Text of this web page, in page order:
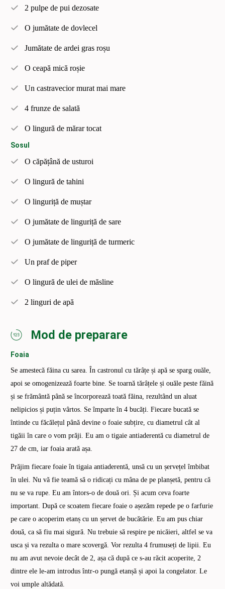
2 pulpe de pui dezosate
O jumătate de dovlecel
Jumătate de ardei gras roșu
O ceapă mică roșie
Un castravecior murat mai mare
4 frunze de salată
O lingură de mărar tocat
Sosul
O căpățână de usturoi
O lingură de tahini
O linguriță de muștar
O jumătate de linguriță de sare
O jumătate de linguriță de turmeric
Un praf de piper
O lingură de ulei de măsline
2 linguri de apă
Mod de preparare
Foaia
Se amestecă făina cu sarea. În castronul cu tărâțe și apă se sparg ouăle,
apoi se omogenizează foarte bine. Se toarnă tărâțele și ouăle peste făină
și se frământă până se încorporează toată făina, rezultând un aluat
nelipicios și puțin vârtos. Se împarte în 4 bucăți. Fiecare bucată se
întinde cu făcălețul până devine o foaie subțire, cu diametrul cât al
tigăii în care o vom prăji. Eu am o tigaie antiaderentă cu diametrul de
27 de cm, iar foaia arată așa.
Prăjim fiecare foaie în tigaia antiaderentă, unsă cu un șervețel îmbibat
în ulei. Nu vă fie teamă să o ridicați cu mâna de pe planșetă, pentru că
nu se va rupe. Eu am întors-o de două ori. Și acum ceva foarte
important. După ce scoatem fiecare foaie o așezăm repede pe o farfurie
pe care o acoperim etanș cu un șervet de bucătărie. Eu am pus chiar
două, ca să fiu mai sigură. Nu trebuie să respire pe nicăieri, altfel se va
usca și va rezulta o mare scovergă. Vor rezulta 4 frumuseți de lipii. Eu
nu am avut nevoie decât de 2, așa că după ce s-au răcit acoperite, 2
dintre ele le-am introdus într-o pungă etanșă și apoi la congelator. Le
voi umple altădată.